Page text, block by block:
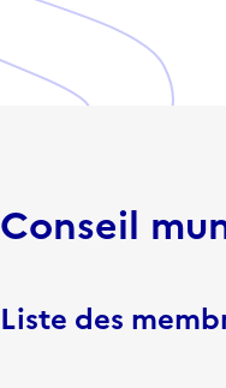
Conseil
Liste des